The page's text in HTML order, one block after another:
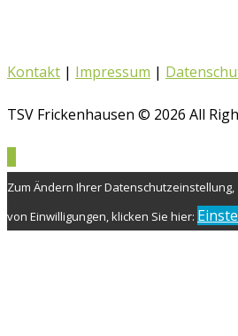
Kontakt | Impressum |
TSV Frickenhausen © 2026 All
Zum Ändern Ihrer
von Einwilligungen, klicken Sie hier: